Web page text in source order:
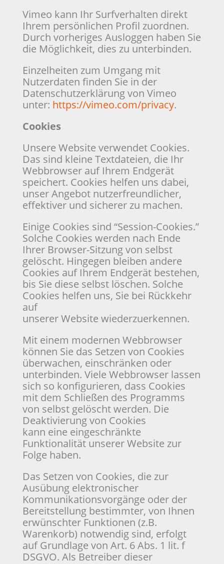
Vimeo kann Ihr Surfverhalten direkt
Ihrem persönlichen Profil zuordnen.
Durch vorheriges Ausloggen haben Sie
die Möglichkeit, dies zu unterbinden.
Einzelheiten zum Umgang mit
Nutzerdaten finden Sie in der
Datenschutzerklärung von Vimeo
unter: https://vimeo.com/privacy.
Cookies
Unsere Website verwendet Cookies.
Das sind kleine Textdateien, die Ihr
Webbrowser auf Ihrem Endgerät
speichert. Cookies helfen uns dabei,
unser Angebot nutzerfreundlicher,
effektiver und sicherer zu machen.
Einige Cookies sind “Session-Cookies.”
Solche Cookies werden nach Ende
Ihrer Browser-Sitzung von selbst
gelöscht. Hingegen bleiben andere
Cookies auf Ihrem Endgerät bestehen,
bis Sie diese selbst löschen. Solche
Cookies helfen uns, Sie bei Rückkehr
auf
unserer Website wiederzuerkennen.
Mit einem modernen Webbrowser
können Sie das Setzen von Cookies
überwachen, einschränken oder
unterbinden. Viele Webbrowser lassen
sich so konfigurieren, dass Cookies
mit dem Schließen des Programms
von selbst gelöscht werden. Die
Deaktivierung von Cookies
kann eine eingeschränkte
Funktionalität unserer Website zur
Folge haben.
Das Setzen von Cookies, die zur
Ausübung elektronischer
Kommunikationsvorgänge oder der
Bereitstellung bestimmter, von Ihnen
erwünschter Funktionen (z.B.
Warenkorb) notwendig sind, erfolgt
auf Grundlage von Art. 6 Abs. 1 lit. f
DSGVO. Als Betreiber dieser